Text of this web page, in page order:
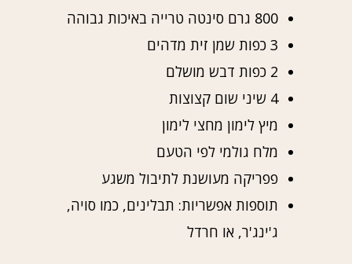
800 גרם סינטה טרייה באיכות גבוהה
3 כפות שמן זית מדהים
2 כפות דבש מושלם
4 שיני שום קצוצות
מיץ לימון מחצי לימון
מלח גולמי לפי הטעם
פפריקה מעושנת לתיבול משגע
תוספות אפשריות: תבלינים, כמו סויה,
ג'ינג'ר, או חרדל